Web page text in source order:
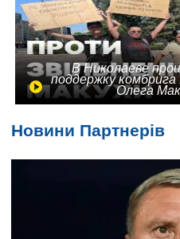
В Николаеве
поддержку
Олега